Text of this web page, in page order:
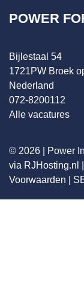
POWER
Bijlestaal 54
1721PW Broek
Nederland
072-8200112
Alle vacatures
© 2026 | Power
via RJHosting.nl
Voorwaarden